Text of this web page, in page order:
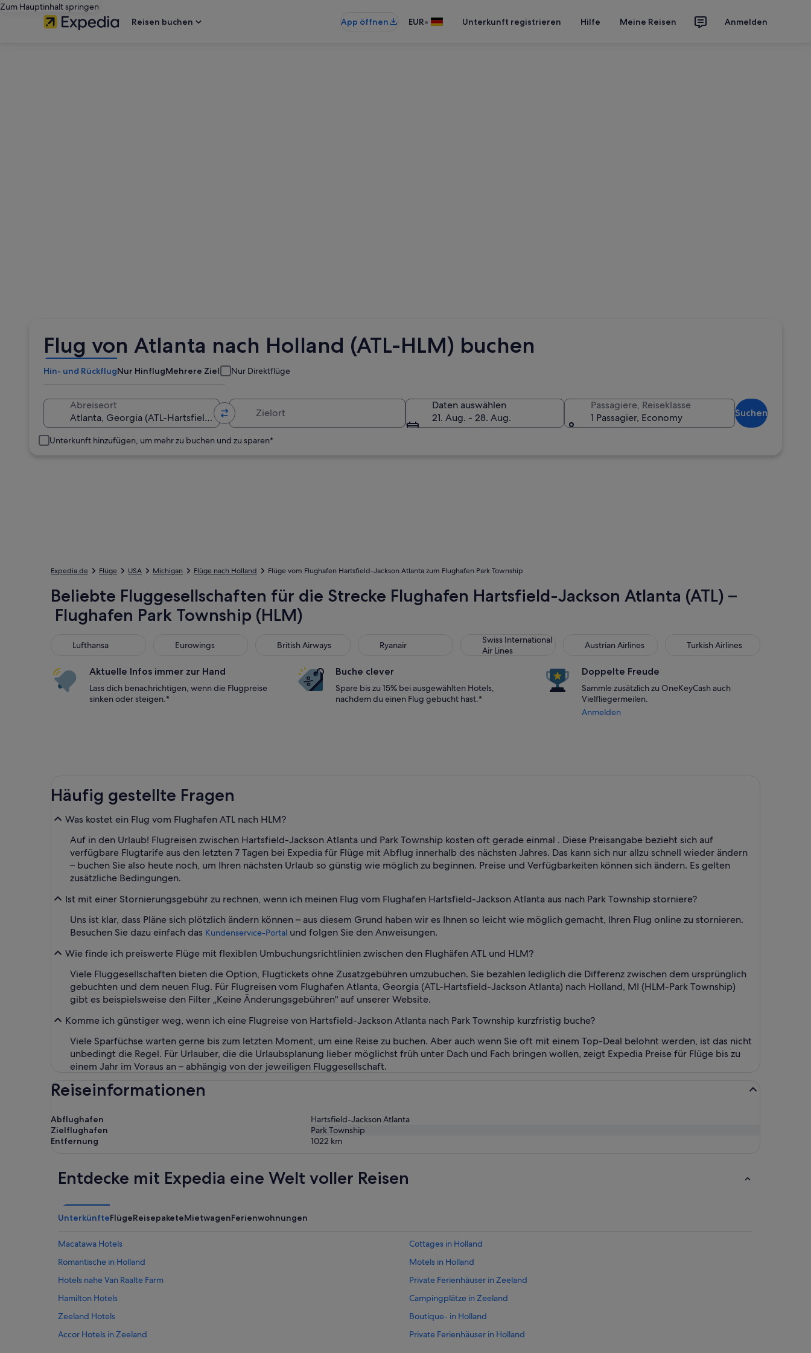
Zum Hauptinhalt springen
Reisen buchen
App öffnen EUR• Unterkunft registrieren Hilfe Meine Reisen Anmelden
Flug von Atlanta nach Holland (ATL-HLM) buchen
Hin- und RückflugNur HinflugMehrere Ziele Nur Direktflüge
Abreiseort
Daten auswählen
21. Aug. - 28. Aug.
Passagiere, Reiseklasse
1 Passagier, Economy
Suchen
Unterkunft hinzufügen, um mehr zu buchen und zu sparen*
Expedia.de Flüge USA Michigan Flüge nach Holland Flüge vom Flughafen Hartsfield-Jackson Atlanta zum Flughafen Park Township
Beliebte Fluggesellschaften für die Strecke Flughafen Hartsfield-Jackson Atlanta (ATL) –
Flughafen Park Township (HLM)
Lufthansa
Lufthansa Eurowings
Eurowings British Airways
British Airways Ryanair
Ryanair
Swiss International
Air Lines
Swiss International Air Lines Austrian Airlines
Austrian Airlines Turkish Airlines
Turkish Airlines
Aktuelle Infos immer zur Hand
Lass dich benachrichtigen, wenn die Flugpreise
sinken oder steigen.*
Buche clever
Spare bis zu 15% bei ausgewählten Hotels,
nachdem du einen Flug gebucht hast.*
Doppelte Freude
Sammle zusätzlich zu OneKeyCash auch
Vielfliegermeilen.
Anmelden
Häufig gestellte Fragen
Was kostet ein Flug vom Flughafen ATL nach HLM?
Auf in den Urlaub! Flugreisen zwischen Hartsfield-Jackson Atlanta und Park Township kosten oft gerade einmal . Diese Preisangabe bezieht sich auf
verfügbare Flugtarife aus den letzten 7 Tagen bei Expedia für Flüge mit Abflug innerhalb des nächsten Jahres. Das kann sich nur allzu schnell wieder ändern
– buchen Sie also heute noch, um Ihren nächsten Urlaub so günstig wie möglich zu beginnen. Preise und Verfügbarkeiten können sich ändern. Es gelten
zusätzliche Bedingungen.
Ist mit einer Stornierungsgebühr zu rechnen, wenn ich meinen Flug vom Flughafen Hartsfield-Jackson Atlanta aus nach Park Township storniere?
Uns ist klar, dass Pläne sich plötzlich ändern können – aus diesem Grund haben wir es Ihnen so leicht wie möglich gemacht, Ihren Flug online zu stornieren.
Besuchen Sie dazu einfach das Kundenservice-Portal und folgen Sie den Anweisungen.
Wie finde ich preiswerte Flüge mit flexiblen Umbuchungsrichtlinien zwischen den Flughäfen ATL und HLM?
Viele Fluggesellschaften bieten die Option, Flugtickets ohne Zusatzgebühren umzubuchen. Sie bezahlen lediglich die Differenz zwischen dem ursprünglich
gebuchten und dem neuen Flug. Für Flugreisen vom Flughafen Atlanta, Georgia (ATL-Hartsfield-Jackson Atlanta) nach Holland, MI (HLM-Park Township)
gibt es beispielsweise den Filter „Keine Änderungsgebühren" auf unserer Website.
Komme ich günstiger weg, wenn ich eine Flugreise von Hartsfield-Jackson Atlanta nach Park Township kurzfristig buche?
Viele Sparfüchse warten gerne bis zum letzten Moment, um eine Reise zu buchen. Aber auch wenn Sie oft mit einem Top-Deal belohnt werden, ist das nicht
unbedingt die Regel. Für Urlauber, die die Urlaubsplanung lieber möglichst früh unter Dach und Fach bringen wollen, zeigt Expedia Preise für Flüge bis zu
einem Jahr im Voraus an – abhängig von der jeweiligen Fluggesellschaft.
Reiseinformationen
Abflughafen
Hartsfield-Jackson Atlanta
Zielflughafen
Park Township
Entfernung
1022 km
Entdecke mit Expedia eine Welt voller Reisen
UnterkünfteFlügeReisepaketeMietwagenFerienwohnungen
Macatawa Hotels
Cottages in Holland
Romantische in Holland
Motels in Holland
Hotels nahe Van Raalte Farm
Private Ferienhäuser in Zeeland
Hamilton Hotels
Campingplätze in Zeeland
Zeeland Hotels
Boutique- in Holland
Accor Hotels in Zeeland
Private Ferienhäuser in Holland